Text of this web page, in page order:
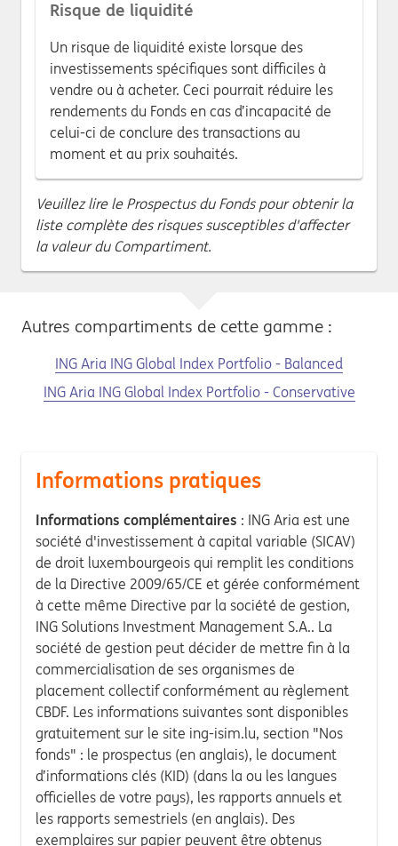
Risque de liquidité
Un risque de liquidité existe lorsque des
investissements spécifiques sont difficiles à
vendre ou à acheter. Ceci pourrait réduire les
rendements du Fonds en cas d’incapacité de
celui-ci de conclure des transactions au
moment et au prix souhaités.
Veuillez lire le Prospectus du Fonds pour obtenir la
liste complète des risques susceptibles d'affecter
la valeur du Compartiment.
Autres compartiments de cette gamme :
ING Aria ING Global Index Portfolio - Balanced
ING Aria ING Global Index Portfolio - Conservative
Informations pratiques
Informations complémentaires : ING Aria est une
société d'investissement à capital variable (SICAV)
de droit luxembourgeois qui remplit les conditions
de la Directive 2009/65/CE et gérée conformément
à cette même Directive par la société de gestion,
ING Solutions Investment Management S.A.. La
société de gestion peut décider de mettre fin à la
commercialisation de ses organismes de
placement collectif conformément au règlement
CBDF. Les informations suivantes sont disponibles
gratuitement sur le site ing-isim.lu, section "Nos
fonds" : le prospectus (en anglais), le document
d’informations clés (KID) (dans la ou les langues
officielles de votre pays), les rapports annuels et
les rapports semestriels (en anglais). Des
exemplaires sur papier peuvent être obtenus